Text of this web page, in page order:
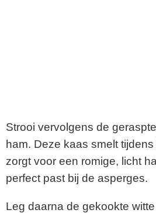
Strooi vervolgens de
ham. Deze kaas smelt
zorgt voor een romige, licht
perfect past bij de asperges.
Leg daarna de gekookte